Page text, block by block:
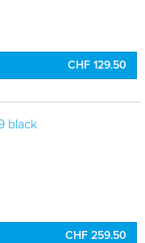
CHF 129.50
CHF 259.50